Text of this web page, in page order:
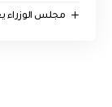
مجلس الوزراء